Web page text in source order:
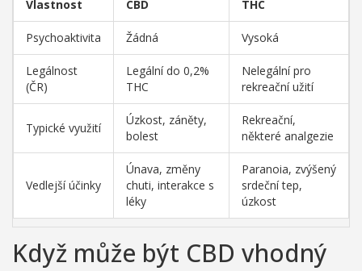
Vlastnost CBD THC
Psychoaktivita Žádná Vysoká
Legálnost
(ČR)
Legální do 0,2%
THC
Nelegální pro
rekreační užití
Typické využití
Úzkost, záněty,
bolest
Rekreační,
některé analgezie
Vedlejší účinky
Únava, změny
chuti, interakce s
léky
Paranoia, zvýšený
srdeční tep,
úzkost
Když může být CBD vhodný